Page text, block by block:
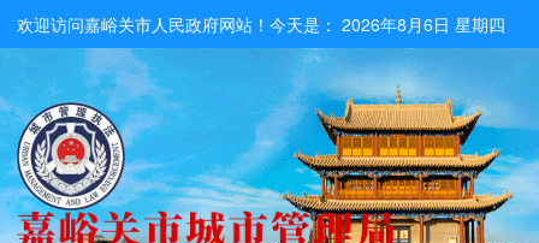
欢迎访问嘉峪关市人民政府网站！今天是：2026年8月6日 星期四